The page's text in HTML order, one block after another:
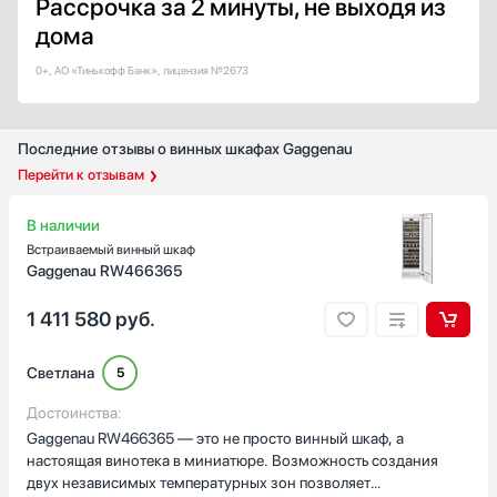
Есть
Светодиодное (LED)
Неоновая подсветка
Премиальное светодиодное освещение Бриллиант (BrilliantLight)
Угольный фильтр
Есть
Справа
Слева
Снизу
Страна производства
Болгария
Венгрия
Рассрочка за 2 минуты, не выходя из
дома
0+, АО «Тинькофф Банк», лицензия №2673
Последние отзывы о винных шкафах Gaggenau
Перейти к отзывам
В наличии
Встраиваемый винный шкаф
Gaggenau RW466365
1 411 580 руб.
Светлана 5
Достоинства:
Gaggenau RW466365 — это не просто винный шкаф, а
настоящая винотека в миниатюре. Возможность создания
двух независимых температурных зон позволяет